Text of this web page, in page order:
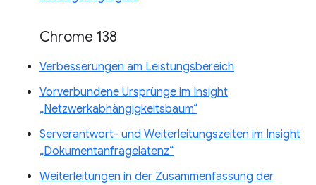
Chrome 138
Verbesserungen am Leistungsbereich
Vorverbundene Ursprünge im Insight
„Netzwerkabhängigkeitsbaum“
Serverantwort- und Weiterleitungszeiten im Insight
„Dokumentanfragelatenz“
Weiterleitungen in der Zusammenfassung der